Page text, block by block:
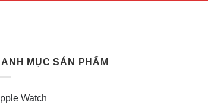
MỤC SẢN PHẨM
Watch